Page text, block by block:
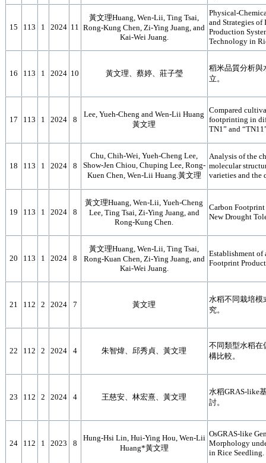
15 113 1 2024 11
黃文理Huang, Wen-Lii, Ting Tsai,
Rong-Kung Chen, Zi-Ying Juang, and
Kai-Wei Juang.
Physical-
and Strategies
Production
Technology in
16 113 1 2024 10 黃文理、蔡婷、莊子瑩
稻米品質分析與
立。
17 113 1 2024 8
Lee, Yueh-Cheng and Wen-Lii Huang
黃文理
Compared
footprinting in
TN1” and
18 113 1 2024 8
Chu, Chih-Wei, Yueh-Cheng Lee,
Show-Jen Chiou, Chuping Lee, Rong-
Kuen Chen, Wen-Lii Huang.黃文理
Analysis of the
molecular
varieties and the
19 113 1 2024 8
黃文理Huang, Wen-Lii, Yueh-Cheng
Lee, Ting Tsai, Zi-Ying Juang, and
Rong-Kung Chen.
Carbon Footprint
New Drought
20 113 1 2024 8
黃文理Huang, Wen-Lii, Ting Tsai,
Rong-Kuan Chen, Zi-Ying Juang, and
Kai-Wei Juang.
Establishment of
Footprint
21 112 2 2024 7 黃文理
水稻不同栽培模
究。
22 112 2 2024 4 朱智煒、邱秀貞、黃文理
不同類型水稻在
構比較。
23 112 2 2024 4 王慈安、林宏熹、黃文理
水稻GRAS-like
討。
24 112 1 2023 8
Hung-Hsi Lin, Hui-Ying Hou, Wen-Lii
Huang*黃文理
OsGRAS-like
Morphology
in Rice Seedling.